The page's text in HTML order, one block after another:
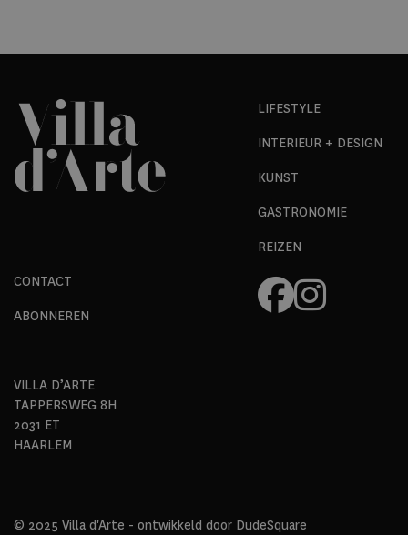
LIFESTYLE
INTERIEUR + DESIGN
KUNST
GASTRONOMIE
REIZEN
CONTACT
ABONNEREN
VILLA D’ARTE
TAPPERSWEG 8H
2031 ET
HAARLEM
© 2025 Villa d'Arte - ontwikkeld door DudeSquare